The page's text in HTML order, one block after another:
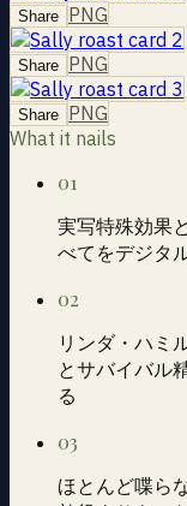
Share PNG
Share PNG
Share PNG
What it nails
01
実写特殊効果
べてをデジタ
02
リンダ・ハミ
とサバイバル
る
03
ほとんど喋ら